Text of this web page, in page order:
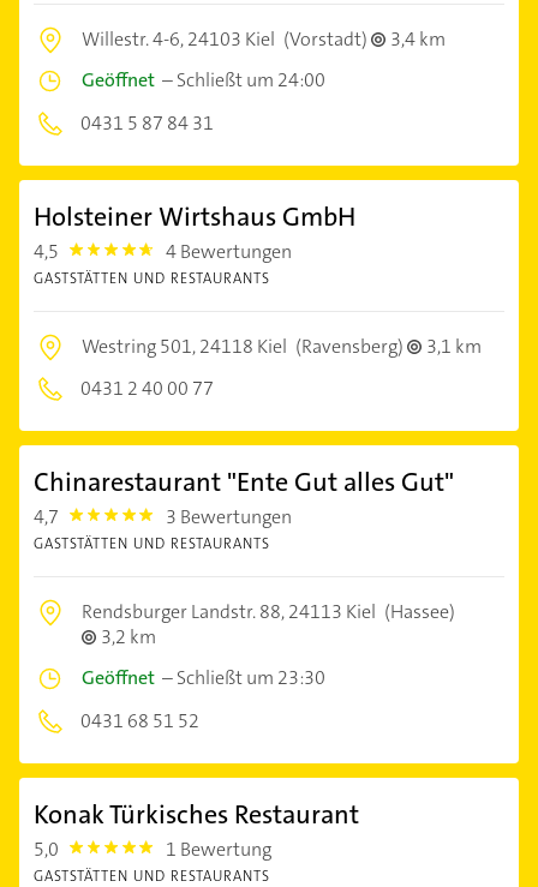
Willestr. 4-6,24103 Kiel (Vorstadt)
3,4 km
Geöffnet –Schließt um 24:00
0431 5 87 84 31
Holsteiner Wirtshaus GmbH
4,5 4.5 4 Bewertungen
GASTSTÄTTEN UND RESTAURANTS
Westring 501,24118 Kiel (Ravensberg)
3,1 km
0431 2 40 00 77
Chinarestaurant "Ente Gut alles Gut"
4,7 4.7000003 3 Bewertungen
GASTSTÄTTEN UND RESTAURANTS
Rendsburger Landstr. 88,24113 Kiel (Hassee)
3,2 km
Geöffnet –Schließt um 23:30
0431 68 51 52
Konak Türkisches Restaurant
5,0 5.0 1 Bewertung
GASTSTÄTTEN UND RESTAURANTS